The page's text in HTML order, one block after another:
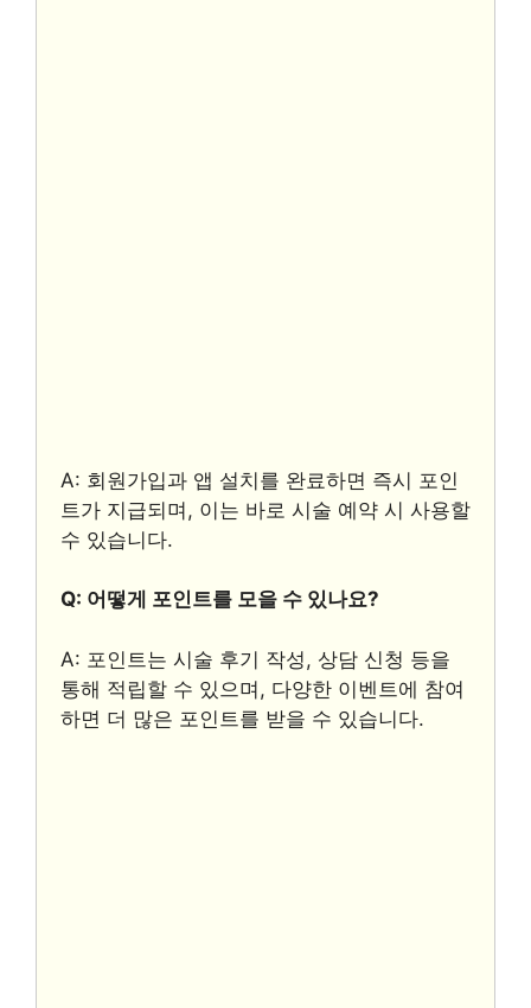
A: 회원가입과 앱 설치를 완료하면 즉시 포인
트가 지급되며, 이는 바로 시술 예약 시 사용할
수 있습니다.
Q: 어떻게 포인트를 모을 수 있나요?
A: 포인트는 시술 후기 작성, 상담 신청 등을
통해 적립할 수 있으며, 다양한 이벤트에 참여
하면 더 많은 포인트를 받을 수 있습니다.